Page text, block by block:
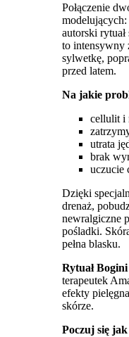
Połączenie
modelujących:
autorski
to intensywny
sylwetkę,
przed latem.
Na jakie
cellulit i
utrata
brak
uczucie
Dzięki
drenaż,
newralgiczne
pośladki.
pełna blasku.
Rytuał
terapeutek
efekty
skórze.
Poczuj się